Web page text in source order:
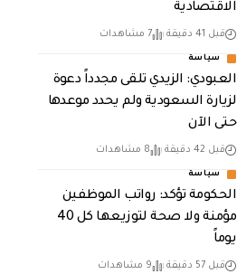
الاقتصادية
قبل 41 دقيقة 7 مشاهدات
سياسة
العبودي: الزيدي تلقى مجدداً دعوة
لزيارة السعودية ولم يحدد موعدها
حتى الآن
قبل 42 دقيقة 8 مشاهدات
سياسة
الحكومة تؤكد: رواتب الموظفين
مؤمنة ولا صحة لتوزيعها كل 40
يوماً
قبل 57 دقيقة 9 مشاهدات